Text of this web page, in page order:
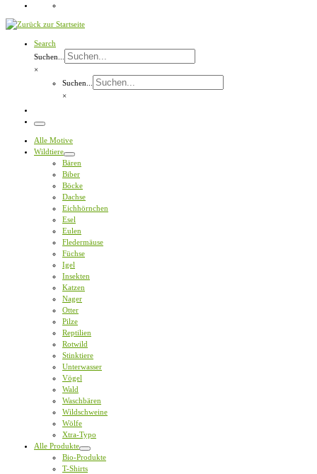
Search
Suchen...
×
Suchen...
×
Menü
Alle Motive
Wildtiere
Bären
Biber
Böcke
Dachse
Eichhörnchen
Esel
Eulen
Fledermäuse
Füchse
Igel
Insekten
Katzen
Nager
Otter
Pilze
Reptilien
Rotwild
Stinktiere
Unterwasser
Vögel
Wald
Waschbären
Wildschweine
Wölfe
Xtra-Typo
Alle Produkte
Bio-Produkte
T-Shirts